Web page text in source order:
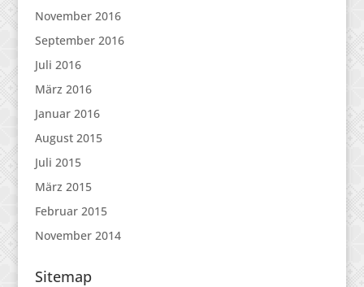
November 2016
September 2016
Juli 2016
März 2016
Januar 2016
August 2015
Juli 2015
März 2015
Februar 2015
November 2014
Sitemap